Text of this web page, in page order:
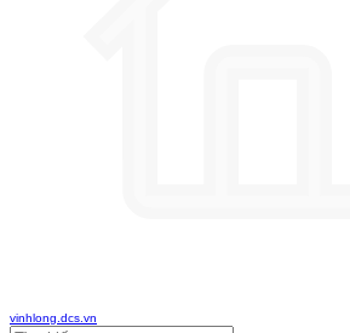
vinhlong.dcs.vn